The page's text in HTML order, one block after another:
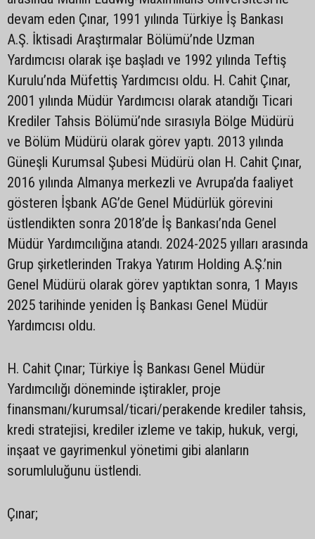
devam eden Çınar, 1991 yılında Türkiye İş Bankası
A.Ş. İktisadi Araştırmalar Bölümü’nde Uzman
Yardımcısı olarak işe başladı ve 1992 yılında Teftiş
Kurulu’nda Müfettiş Yardımcısı oldu. H. Cahit Çınar,
2001 yılında Müdür Yardımcısı olarak atandığı Ticari
Krediler Tahsis Bölümü’nde sırasıyla Bölge Müdürü
ve Bölüm Müdürü olarak görev yaptı. 2013 yılında
Güneşli Kurumsal Şubesi Müdürü olan H. Cahit Çınar,
2016 yılında Almanya merkezli ve Avrupa’da faaliyet
gösteren İşbank AG’de Genel Müdürlük görevini
üstlendikten sonra 2018’de İş Bankası’nda Genel
Müdür Yardımcılığına atandı. 2024-2025 yılları arasında
Grup şirketlerinden Trakya Yatırım Holding A.Ş.’nin
Genel Müdürü olarak görev yaptıktan sonra, 1 Mayıs
2025 tarihinde yeniden İş Bankası Genel Müdür
Yardımcısı oldu.
H. Cahit Çınar; Türkiye İş Bankası Genel Müdür
Yardımcılığı döneminde iştirakler, proje
finansmanı/kurumsal/ticari/perakende krediler tahsis,
kredi stratejisi, krediler izleme ve takip, hukuk, vergi,
inşaat ve gayrimenkul yönetimi gibi alanların
sorumluluğunu üstlendi.
Çınar;